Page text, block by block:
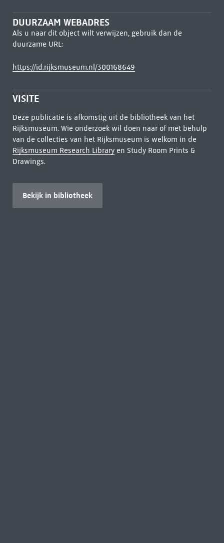
DUURZAAM WEBADRES
Als u naar dit object wilt verwijzen, gebruik dan de
duurzame URL:
https://id.rijksmuseum.nl/300168649
VISITE
Deze publicatie is afkomstig uit de bibliotheek van het
Rijksmuseum. Wie onderzoek wil doen naar of met behulp
van de collecties van het Rijksmuseum is welkom in de
Rijksmuseum Research Libraryen Study Room Prints &
Drawings.
Bekijk in bibliotheek